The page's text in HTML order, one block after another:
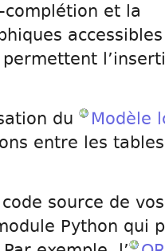
complétion et la
accessibles
du
Modèle
entre les
source de
Python qui